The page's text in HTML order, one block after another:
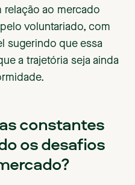
relação ao mercado
voluntariado, com
sugerindo que essa
a trajetória seja ainda
constantes
os desafios